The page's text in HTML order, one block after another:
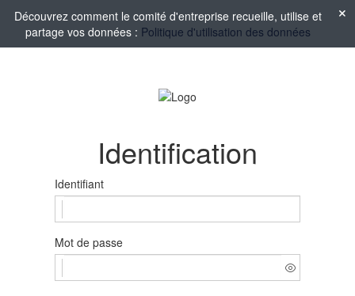
Découvrez comment le comité d'entreprise recueille, utilise et
partage vos données : Politique d'utilisation des données
Identification
Identifiant
Mot de passe